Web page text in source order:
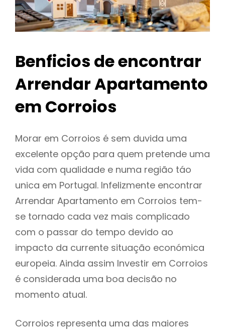
Benficios de encontrar
Arrendar Apartamento
em Corroios
Morar em Corroios é sem duvida uma
excelente opção para quem pretende uma
vida com qualidade e numa região táo
unica em Portugal. Infelizmente encontrar
Arrendar Apartamento em Corroios tem-
se tornado cada vez mais complicado
com o passar do tempo devido ao
impacto da currente situação económica
europeia. Ainda assim Investir em Corroios
é considerada uma boa decisão no
momento atual.
Corroios representa uma das maiores